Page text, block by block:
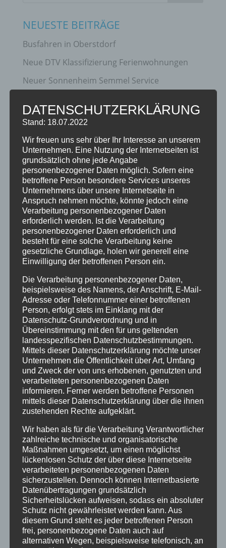
NEUESTE BEITRÄGE
Busfahren in Oberstdorf
Neue DTV Klassifizierung Ferienwohnungen
Neuer Sonnenheim Semmel Service
MOBIL PASS ALLGÄU – ab 12. November 2024
KATEGORIEN
Allgemein
Angebote
Ausflugstipps
Bewertungen
Brauchtum
Ferienhotel
Ferienwohnungen
Gästeinformationen
Hotel
Klassifizierung
Neuigkeiten
Newsletter
Oberstdorf
Veranstaltungen
INHALTE
Willkommen
Angebote
Unterkunft
Ferienhotel
5-Raum-Fewo-3-6P
DATENSCHUTZERKLÄRUNG
Stand: 18.07.2022
Wir freuen uns sehr über Ihr Interesse an unserem
Unternehmen. Eine Nutzung der Internetseiten ist
grundsätzlich ohne jede Angabe
personenbezogener Daten möglich. Sofern eine
betroffene Person besondere Services unseres
Unternehmens über unsere Internetseite in
Anspruch nehmen möchte, könnte jedoch eine
Verarbeitung personenbezogener Daten
erforderlich werden. Ist die Verarbeitung
personenbezogener Daten erforderlich und
besteht für eine solche Verarbeitung keine
gesetzliche Grundlage, holen wir generell eine
Einwilligung der betroffenen Person ein.
Die Verarbeitung personenbezogener Daten,
beispielsweise des Namens, der Anschrift, E-Mail-
Adresse oder Telefonnummer einer betroffenen
Person, erfolgt stets im Einklang mit der
Datenschutz-Grundverordnung und in
Übereinstimmung mit den für uns geltenden
landesspezifischen Datenschutzbestimmungen.
Mittels dieser Datenschutzerklärung möchte unser
Unternehmen die Öffentlichkeit über Art, Umfang
und Zweck der von uns erhobenen, genutzten und
verarbeiteten personenbezogenen Daten
informieren. Ferner werden betroffene Personen
mittels dieser Datenschutzerklärung über die ihnen
zustehenden Rechte aufgeklärt.
Wir haben als für die Verarbeitung Verantwortlicher
zahlreiche technische und organisatorische
Maßnahmen umgesetzt, um einen möglichst
lückenlosen Schutz der über diese Internetseite
verarbeiteten personenbezogenen Daten
sicherzustellen. Dennoch können Internetbasierte
Datenübertragungen grundsätzlich
Sicherheitslücken aufweisen, sodass ein absoluter
Schutz nicht gewährleistet werden kann. Aus
diesem Grund steht es jeder betroffenen Person
frei, personenbezogene Daten auch auf
alternativen Wegen, beispielsweise telefonisch, an